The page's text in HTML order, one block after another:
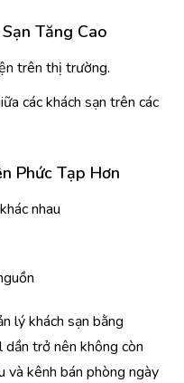
Tăng Cao
trên thị trường.
các khách sạn trên các
Phức Tạp Hơn
nhau
lý khách sạn bằng
trở nên không còn
và kênh bán phòng ngày